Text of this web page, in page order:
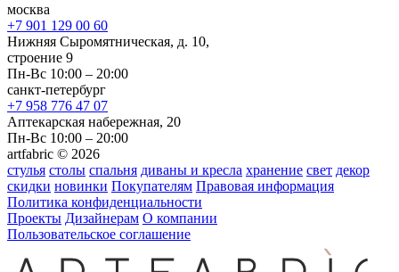
москва
+7 901 129 00 60
Нижняя Сыромятническая, д. 10,
строение 9
Пн-Вс 10:00 – 20:00
санкт-петербург
+7 958 776 47 07
Аптекарская набережная, 20
Пн-Вс 10:00 – 20:00
artfabric © 2026
стулья столы спальня диваны и кресла хранение свет декор
скидки новинки Покупателям Правовая информация
Политика конфиденциальности
Проекты Дизайнерам О компании
Пользовательское соглашение